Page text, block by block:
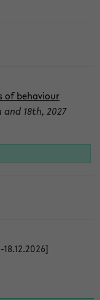
of behaviour
18th, 2027